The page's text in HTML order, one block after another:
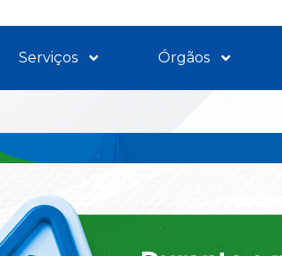
Serviços Órgãos